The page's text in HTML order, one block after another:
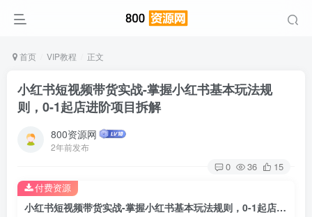
首页 VIP教程 正文
小红书短视频带货实战-掌握小红书基本玩法规
则，0-1起店进阶项目拆解
800资源网
2年前发布
0 36 15
小红书短视频带货实战-掌握小红书基本玩法规则，0-1起店进阶项目拆解
付费资源